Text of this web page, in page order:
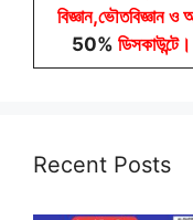
বিজ্ঞান,ভৌতবিজ্ঞান ও
50% ডিসকাউন্টে।
Recent Posts